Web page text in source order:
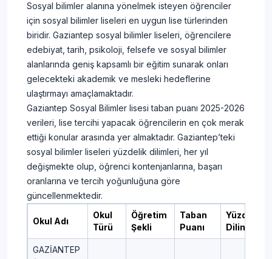
Sosyal bilimler alanına yönelmek isteyen öğrenciler
için sosyal bilimler liseleri en uygun lise türlerinden
biridir. Gaziantep sosyal bilimler liseleri, öğrencilere
edebiyat, tarih, psikoloji, felsefe ve sosyal bilimler
alanlarında geniş kapsamlı bir eğitim sunarak onları
gelecekteki akademik ve mesleki hedeflerine
ulaştırmayı amaçlamaktadır.
Gaziantep Sosyal Bilimler lisesi taban puanı 2025-2026
verileri, lise tercihi yapacak öğrencilerin en çok merak
ettiği konular arasında yer almaktadır. Gaziantep’teki
sosyal bilimler liseleri yüzdelik dilimleri, her yıl
değişmekte olup, öğrenci kontenjanlarına, başarı
oranlarına ve tercih yoğunluğuna göre
güncellenmektedir.
Okul Adı
Okul
Türü
Öğretim
Şekli
Taban
Puanı
Yüzdelik
Dilim
GAZİANTEP